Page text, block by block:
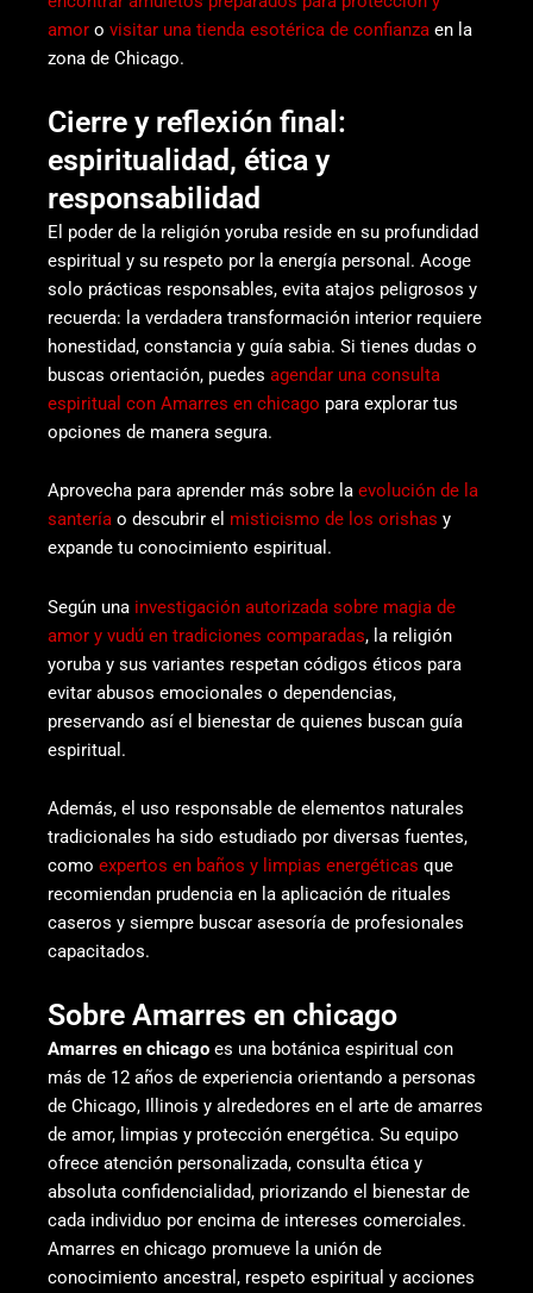
amor o visitar una tienda esotérica de confianza en la
zona de Chicago.
Cierre y reflexión final:
espiritualidad, ética y
responsabilidad
El poder de la religión yoruba reside en su profundidad
espiritual y su respeto por la energía personal. Acoge
solo prácticas responsables, evita atajos peligrosos y
recuerda: la verdadera transformación interior requiere
honestidad, constancia y guía sabia. Si tienes dudas o
buscas orientación, puedes agendar una consulta
espiritual con Amarres en chicago para explorar tus
opciones de manera segura.
Aprovecha para aprender más sobre la evolución de la
santería o descubrir el misticismo de los orishas y
expande tu conocimiento espiritual.
Según una investigación autorizada sobre magia de
amor y vudú en tradiciones comparadas, la religión
yoruba y sus variantes respetan códigos éticos para
evitar abusos emocionales o dependencias,
preservando así el bienestar de quienes buscan guía
espiritual.
Además, el uso responsable de elementos naturales
tradicionales ha sido estudiado por diversas fuentes,
como expertos en baños y limpias energéticas que
recomiendan prudencia en la aplicación de rituales
caseros y siempre buscar asesoría de profesionales
capacitados.
Sobre Amarres en chicago
Amarres en chicago es una botánica espiritual con
más de 12 años de experiencia orientando a personas
de Chicago, Illinois y alrededores en el arte de amarres
de amor, limpias y protección energética. Su equipo
ofrece atención personalizada, consulta ética y
absoluta confidencialidad, priorizando el bienestar de
cada individuo por encima de intereses comerciales.
Amarres en chicago promueve la unión de
conocimiento ancestral, respeto espiritual y acciones